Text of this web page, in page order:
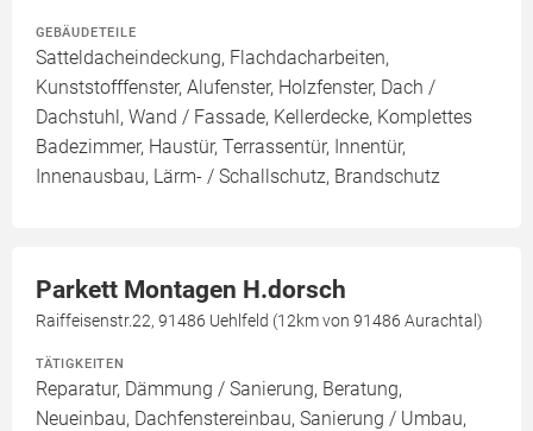
GEBÄUDETEILE
Satteldacheindeckung, Flachdacharbeiten,
Kunststofffenster, Alufenster, Holzfenster, Dach /
Dachstuhl, Wand / Fassade, Kellerdecke, Komplettes
Badezimmer, Haustür, Terrassentür, Innentür,
Innenausbau, Lärm- / Schallschutz, Brandschutz
Parkett Montagen H.dorsch
Raiffeisenstr.22, 91486 Uehlfeld (12km von 91486 Aurachtal)
TÄTIGKEITEN
Reparatur, Dämmung / Sanierung, Beratung,
Neueinbau, Dachfenstereinbau, Sanierung / Umbau,